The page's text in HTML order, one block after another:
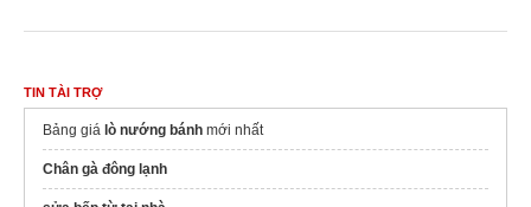
TIN TÀI TRỢ
Bảng giá lò nướng bánh mới nhất
Chân gà đông lạnh